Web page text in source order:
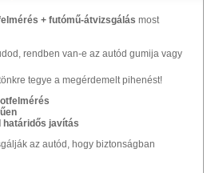
+ futómű-átvizsgálás most
rendben van-e az autód gumija vagy
tegye a megérdemelt pihenést!
határidős javítás
az autód, hogy biztonságban